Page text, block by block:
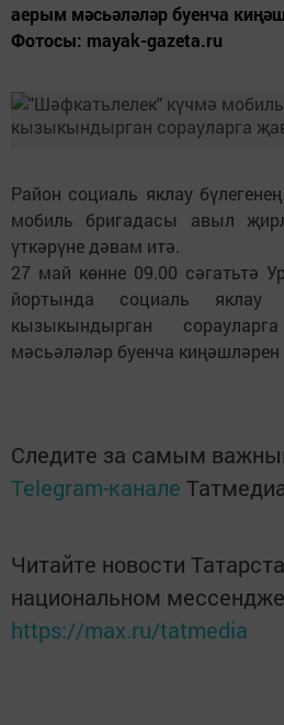
аерым мәсьәләләр буенча
Фотосы: mayak-gazeta.ru
Район социаль яклау
мобиль бригадасы авыл
үткәрүне дәвам итә.
27 май көнне 09.00 сәгатьтә
йортында социаль яклау
кызыкындырган
мәсьәләләр буенча киңәшләрен
Следите за самым
Telegram-канале
Читайте новости
национальном
https://max.ru/tatmedia